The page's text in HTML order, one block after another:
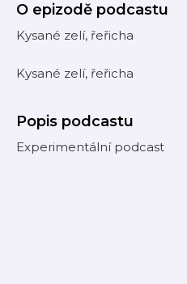
O epizodě podcastu
Kysané zelí, řeřicha
Kysané zelí, řeřicha
Popis podcastu
Experimentální podcast